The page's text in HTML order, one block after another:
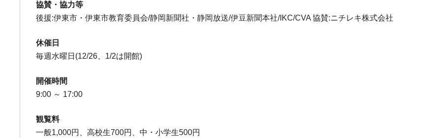
協賛・協力等
後援:伊東市・伊東市教育委員会/静岡新聞社・静岡放送/伊豆新聞本社/IKC/CVA 協賛:ニチレキ株式会社
休催日
毎週水曜日(12/26、1/2は開館)
開催時間
9:00 ～ 17:00
観覧料
一般1,000円、高校生700円、中・小学生500円